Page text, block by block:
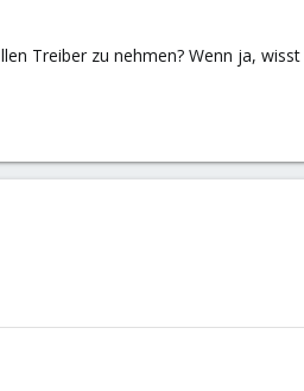
Treiber zu nehmen? Wenn ja,